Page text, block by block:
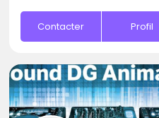
Contacter Profil